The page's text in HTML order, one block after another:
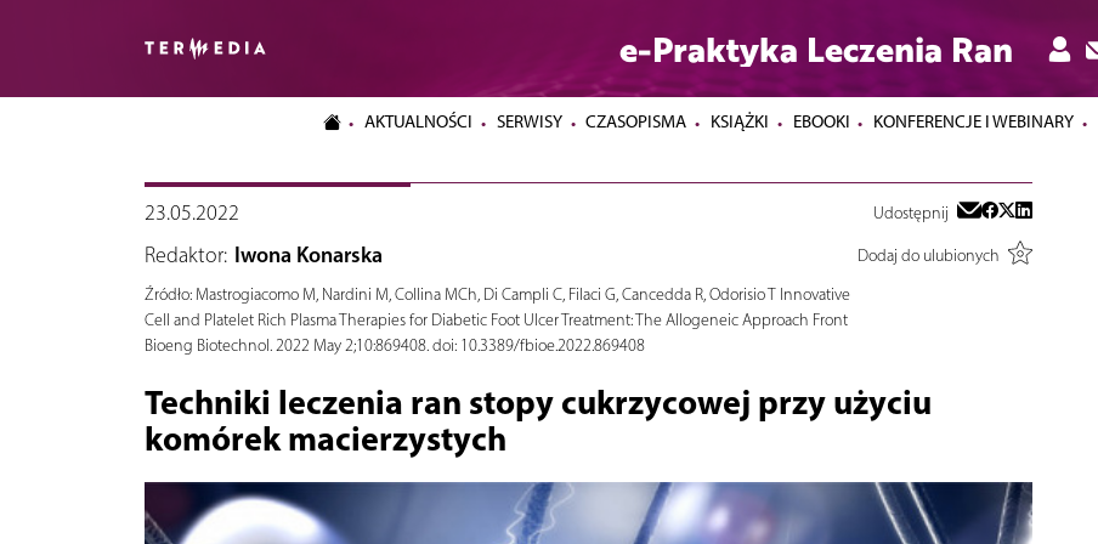
e-Praktyka Leczenia Ran
AKTUALNOŚCI SERWISY CZASOPISMA KSIĄŻKI EBOOKI KONFERENCJE I WEBINARY
23.05.2022 Udostępnij
Redaktor: Iwona Konarska
Dodaj do ulubionych
Źródło:Mastrogiacomo M, Nardini M, Collina MCh, Di Campli C, Filaci G, Cancedda R, Odorisio T Innovative
Cell and Platelet Rich Plasma Therapies for Diabetic Foot Ulcer Treatment: The Allogeneic Approach Front
Bioeng Biotechnol. 2022 May 2;10:869408. doi: 10.3389/fbioe.2022.869408
Techniki leczenia ran stopy cukrzycowej przy użyciu
komórek macierzystych